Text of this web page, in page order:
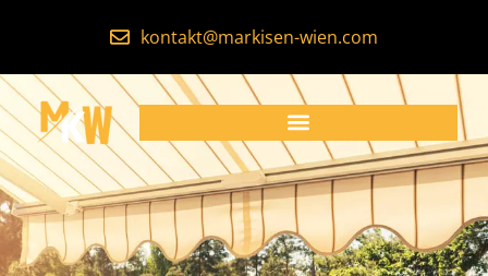
kontakt@markisen-wien.com